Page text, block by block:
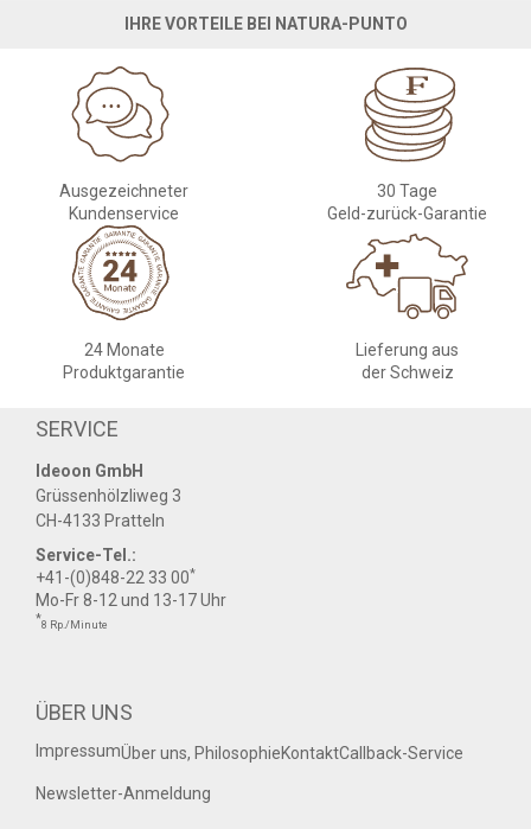
IHRE VORTEILE BEI NATURA-PUNTO
Ausgezeichneter
Kundenservice
30 Tage
Geld-zurück-Garantie
24 Monate
Produktgarantie
Lieferung aus
der Schweiz
SERVICE
Ideoon GmbH
Grüssenhölzliweg 3
CH-4133 Pratteln
Service-Tel.:
+41-(0)848-22 33 00*
Mo-Fr 8-12 und 13-17 Uhr
*8 Rp./Minute
ÜBER UNS
ImpressumÜber uns, PhilosophieKontaktCallback-Service
Newsletter-Anmeldung